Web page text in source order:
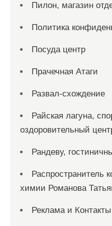
Пилон, магазин
Политика
Посуда центр
Прачечная Атаги
Развал-схождение
Райская лагуна,
оздоровительный
Рандеву,
Распространитель
химии Романова
Реклама и Контакты